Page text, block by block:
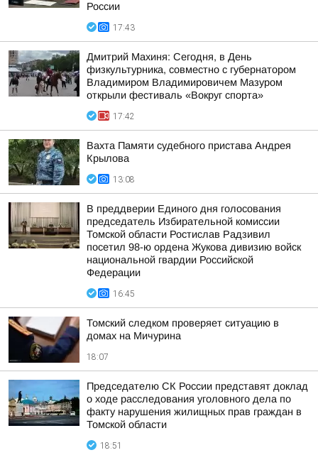
России
17:43
Дмитрий Махиня: Сегодня, в День
физкультурника, совместно с губернатором
Владимиром Владимировичем Мазуром
открыли фестиваль «Вокруг спорта»
17:42
Вахта Памяти судебного пристава Андрея
Крылова
13:08
В преддверии Единого дня голосования
председатель Избирательной комиссии
Томской области Ростислав Радзивил
посетил 98-ю ордена Жукова дивизию войск
национальной гвардии Российской
Федерации
16:45
Томский следком проверяет ситуацию в
домах на Мичурина
18:07
Председателю СК России представят доклад
о ходе расследования уголовного дела по
факту нарушения жилищных прав граждан в
Томской области
18:51